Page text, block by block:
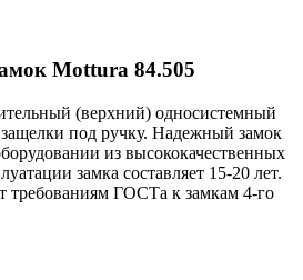
Mottura 84.505
(верхний) односистемный
под ручку. Надежный замок
из высококачественных
замка составляет 15-20 лет.
требованиям ГОСТа к замкам 4-го